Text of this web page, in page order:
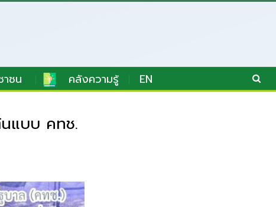
าชน คลังความรู้ EN
แบบ คทช.